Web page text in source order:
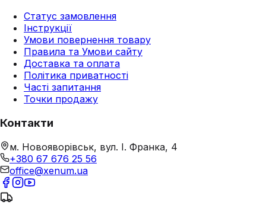
Статус замовлення
Інструкції
Умови повернення товару
Правила та Умови сайту
Доставка та оплата
Політика приватності
Часті запитання
Точки продажу
Контакти
м. Новояворівськ, вул. І. Франка, 4
+380 67 676 25 56
office@xenum.ua